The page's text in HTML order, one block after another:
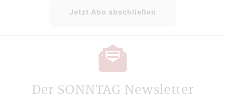
Jetzt Abo abschließen
Der SONNTAG Newsletter